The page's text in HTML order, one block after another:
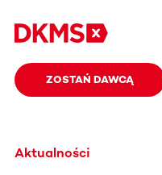
ZOSTAŃ DAWCĄ
Aktualności